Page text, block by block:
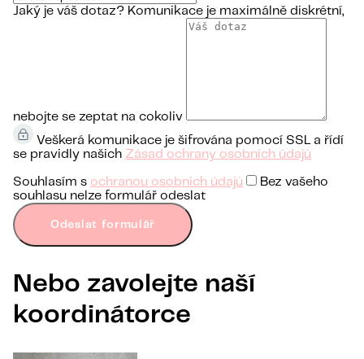
Jaký je váš dotaz? Komunikace je maximálně diskrétní,
nebojte se zeptat na cokoliv
Veškerá komunikace je šifrována pomocí SSL a řídí
se pravidly našich Zásad ochrany osobních údajů
Souhlasím s ochranou osobních údajů
Bez vašeho
souhlasu nelze formulář odeslat
Odeslat formulář
Nebo zavolejte naší
koordinátorce